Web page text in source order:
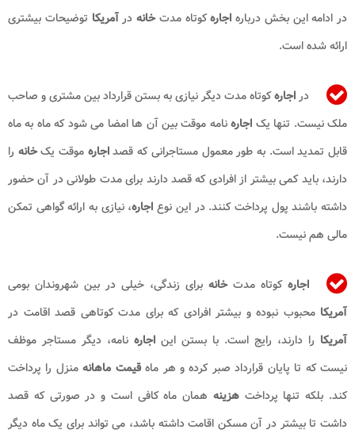
در ادامه این بخش درباره اجارهکوتاه مدتخانه درآمریکا توضیحات بیشتری
ارائه شده است.
دراجارهکوتاه مدت دیگر نیازی به بستن قرارداد بین مشتری و صاحب
ملک نیست. تنها یک اجارهنامه موقت بین آن ها امضا می شود که ماه به ماه
قابل تمدید است. به طور معمول مستاجرانی که قصداجاره موقت یکخانه را
دارند، باید کمی بیشتر از افرادی که قصد دارند برای مدت طولانی در آن حضور
داشته باشند پول پرداخت کنند. در این نوع اجاره، نیازی به ارائه گواهی تمکن
مالی هم نیست.
اجارهکوتاه مدتخانه برای زندگی، خیلی در بین شهروندان بومی
آمریکامحبوب نبوده و بیشتر افرادی که برای مدت کوتاهی قصد اقامت در
آمریکا را دارند، رایج است. با بستن این اجاره نامه، دیگر مستاجر موظف
نیست که تا پایان قرارداد صبر کرده و هر ماهقیمت ماهانهمنزل را پرداخت
کند. بلکه تنها پرداختهزینه همان ماه کافی است و در صورتی که قصد
داشت تا بیشتر در آن مسکن اقامت داشته باشد، می تواند برای یک ماه دیگر